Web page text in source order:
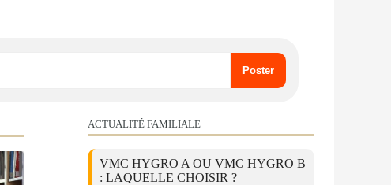
ACTUALITÉ FAMILIALE
VMC HYGRO A OU VMC HYGRO B
: LAQUELLE CHOISIR ?